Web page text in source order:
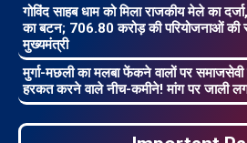
गोविंद साहब धाम को मिला राजकीय मेले का
का बटन; 706.80 करोड़ की परियोजनाओं की
मुख्यमंत्री
मुर्गा-मछली का मलबा फेंकने वालों पर समाजसेवी
हरकत करने वाले नीच-कमीने! मांग पर जाली